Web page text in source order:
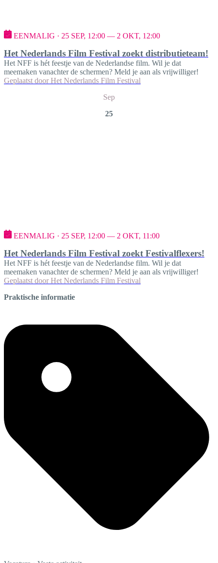
EENMALIG · 25 SEP, 12:00 — 2 OKT, 12:00
Het Nederlands Film Festival zoekt distributieteam!
Het NFF is hét feestje van de Nederlandse film. Wil je dat
meemaken vanachter de schermen? Meld je aan als vrijwilliger!
Geplaatst door Het Nederlands Film Festival
Sep
25
EENMALIG · 25 SEP, 12:00 — 2 OKT, 11:00
Het Nederlands Film Festival zoekt Festivalflexers!
Het NFF is hét feestje van de Nederlandse film. Wil je dat
meemaken vanachter de schermen? Meld je aan als vrijwilliger!
Geplaatst door Het Nederlands Film Festival
Praktische informatie